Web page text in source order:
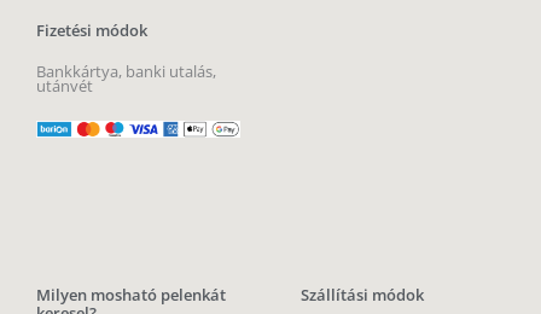
Fizetési módok
Bankkártya, banki utalás,
utánvét
keresel?